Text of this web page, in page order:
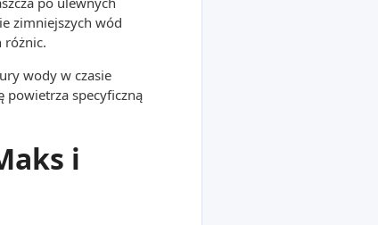
zimniejszych wód
różnic.
wody w czasie
powietrza specyficzną
i